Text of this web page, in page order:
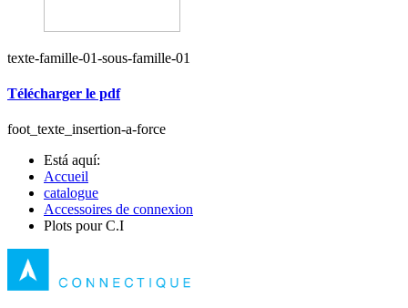
texte-famille-01-sous-famille-01
Télécharger le pdf
foot_texte_insertion-a-force
Está aquí:
Accueil
catalogue
Accessoires de connexion
Plots pour C.I